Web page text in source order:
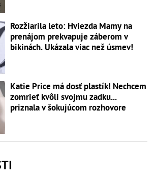
Rozžiarila leto: Hviezda Mamy na
prenájom prekvapuje záberom v
bikinách. Ukázala viac než úsmev!
Katie Price má dosť plastík! Nechcem
zomrieť kvôli svojmu zadku...
priznala v šokujúcom rozhovore